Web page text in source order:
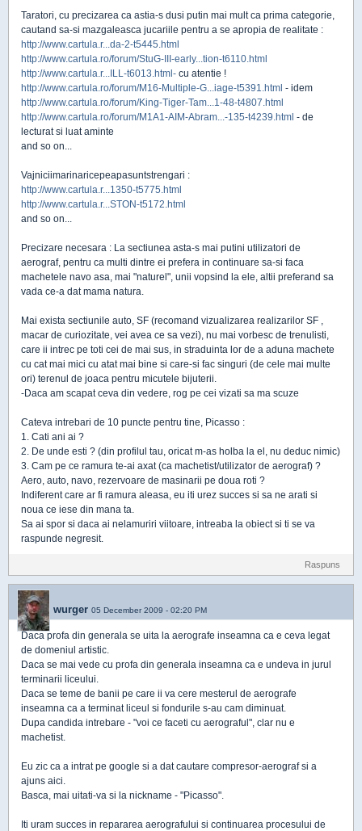
Taratori, cu precizarea ca astia-s dusi putin mai mult ca prima categorie,
cautand sa-si mazgaleasca jucariile pentru a se apropia de realitate :
http://www.cartula.r...da-2-t5445.html
http://www.cartula.ro/forum/StuG-III-early...tion-t6110.html
http://www.cartula.r...ILL-t6013.html- cu atentie !
http://www.cartula.ro/forum/M16-Multiple-G...iage-t5391.html - idem
http://www.cartula.ro/forum/King-Tiger-Tam...1-48-t4807.html
http://www.cartula.ro/forum/M1A1-AIM-Abram...-135-t4239.html
lecturat si luat aminte
and so on...
Vajniciimarinaricepeapasuntstrengari :
http://www.cartula.r...1350-t5775.html
http://www.cartula.r...STON-t5172.html
and so on...
Precizare necesara : La sectiunea asta-s mai putini utilizatori de
aerograf, pentru ca multi dintre ei prefera in continuare sa-si faca
machetele navo asa, mai "naturel", unii vopsind la ele, altii preferand sa
vada ce-a dat mama natura.
Mai exista sectiunile auto, SF (recomand vizualizarea realizarilor SF ,
macar de curiozitate, vei avea ce sa vezi), nu mai vorbesc de trenulisti,
care ii intrec pe toti cei de mai sus, in straduinta lor de a aduna machete
cu cat mai mici cu atat mai bine si care-si fac singuri (de cele mai multe
ori) terenul de joaca pentru micutele bijuterii.
-Daca am scapat ceva din vedere, rog pe cei vizati sa ma scuze
Cateva intrebari de 10 puncte pentru tine, Picasso :
1. Cati ani ai ?
2. De unde esti ? (din profilul tau, oricat m-as holba la el, nu deduc nimic)
3. Cam pe ce ramura te-ai axat (ca machetist/utilizator de aerograf) ?
Aero, auto, navo, rezervoare de masinarii pe doua roti ?
Indiferent care ar fi ramura aleasa, eu iti urez succes si sa ne arati si
noua ce iese din mana ta.
Sa ai spor si daca ai nelamuriri viitoare, intreaba la obiect si ti se va
raspunde negresit.
Raspuns
wurger 05 December 2009 - 02:20 PM
Daca profa din generala se uita la aerografe inseamna ca e ceva legat
de domeniul artistic.
Daca se mai vede cu profa din generala inseamna ca e undeva in jurul
terminarii liceului.
Daca se teme de banii pe care ii va cere mesterul de aerografe
inseamna ca a terminat liceul si fondurile s-au cam diminuat.
Dupa candida intrebare - "voi ce faceti cu aerograful", clar nu e
machetist.
Eu zic ca a intrat pe google si a dat cautare compresor-aerograf si a
ajuns aici.
Basca, mai uitati-va si la nickname - "Picasso".
Iti uram succes in repararea aerografului si continuarea procesului de